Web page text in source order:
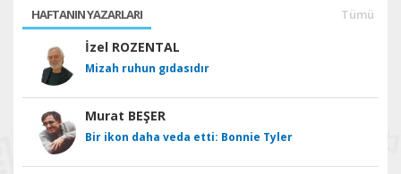
HAFTANIN YAZARLARI Tümü
İzel ROZENTAL
Mizah ruhun gıdasıdır
Murat BEŞER
Bir ikon daha veda etti: Bonnie Tyler